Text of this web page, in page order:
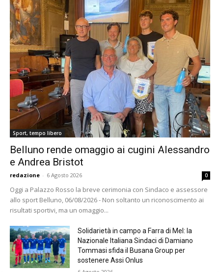
Sport, tempo libero
Belluno rende omaggio ai cugini Alessandro
e Andrea Bristot
redazione - 6 Agosto 2026 0
Oggi a Palazzo Rosso la breve cerimonia con Sindaco e assessore
allo sport Belluno, 06/08/2026 - Non soltanto un riconoscimento ai
risultati sportivi, ma un omaggio...
Solidarietà in campo a Farra di Mel: la
Nazionale Italiana Sindaci di Damiano
Tommasi sfida il Busana Group per
sostenere Assi Onlus